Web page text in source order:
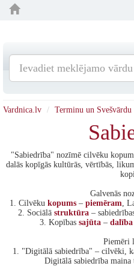
Vardnica.lv Terminu un Svešvārdu
"Sabiedrība" nozīmē cilvēku
dalās kopīgās kultūrās, vērtībās,
Galvenās
1. Cilvēku kopums– piemēram,
2. Sociālā struktūra–
3. Kopības sajūta– dalība
Piemēri
1. "Digitālā sabiedrība" – cilvēki,
Digitālā sabiedrība